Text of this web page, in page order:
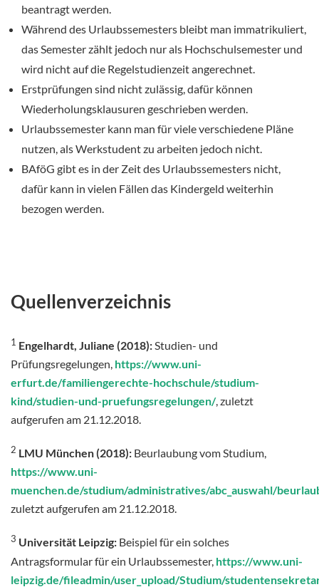
beantragt werden.
Während des Urlaubssemesters bleibt man immatrikuliert,
das Semester zählt jedoch nur als Hochschulsemester und
wird nicht auf die Regelstudienzeit angerechnet.
Erstprüfungen sind nicht zulässig, dafür können
Wiederholungsklausuren geschrieben werden.
Urlaubssemester kann man für viele verschiedene Pläne
nutzen, als Werkstudent zu arbeiten jedoch nicht.
BAföG gibt es in der Zeit des Urlaubssemesters nicht,
dafür kann in vielen Fällen das Kindergeld weiterhin
bezogen werden.
Quellenverzeichnis
1 Engelhardt, Juliane (2018):Studien- und
Prüfungsregelungen, https://www.uni-
erfurt.de/familiengerechte-hochschule/studium-
kind/studien-und-pruefungsregelungen/, zuletzt
aufgerufen am 21.12.2018.
2 LMU München (2018): Beurlaubung vom Studium,
https://www.uni-
muenchen.de/studium/administratives/abc_auswahl/
zuletzt aufgerufen am 21.12.2018.
3 Universität Leipzig: Beispiel für ein solches
Antragsformular für ein Urlaubssemester, https://www.uni-
leipzig.de/fileadmin/user_upload/Studium/